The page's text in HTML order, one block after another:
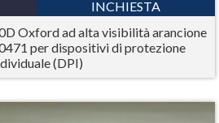
INCHIESTA
Oxford ad alta visibilità arancione
per dispositivi di protezione
(DPI)